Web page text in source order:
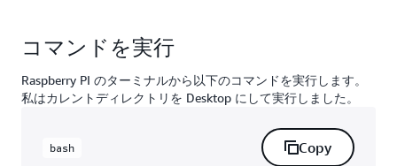
コマンドを実行
Raspberry PI のターミナルから以下のコマンドを実行します。
私はカレントディレクトリを Desktop にして実行しました。
bash Copy